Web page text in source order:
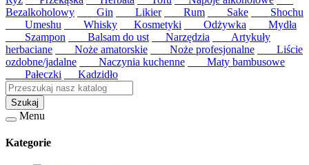
Bezalkoholowy
Gin Likier Rum Sake
Shochu
Umeshu
Whisky Kosmetyki Odżywka
Mydła
Szampon
Balsam do ust Narzędzia
Artykuły
herbaciane
Noże amatorskie Noże profesjonalne
Liście
ozdobne/jadalne
Naczynia kuchenne
Maty bambusowe
Pałeczki
Kadzidło
Szukaj
Menu
Kategorie